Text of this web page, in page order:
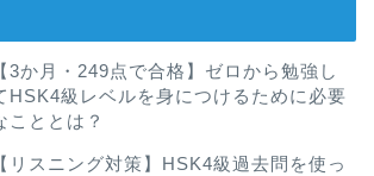
【3か月・249点で合格】ゼロから勉強し
HSK4級レベルを身につけるために必要
こととは？
【リスニング対策】HSK4級過去問を使っ